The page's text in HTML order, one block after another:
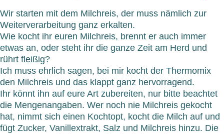
Wir starten mit dem Milchreis, der muss nämlich zur
Weiterverarbeitung ganz erkalten.
Wie kocht ihr euren Milchreis, brennt er auch immer
etwas an, oder steht ihr die ganze Zeit am Herd und
rührt fleißig?
Ich muss ehrlich sagen, bei mir kocht der Thermomix
den Milchreis und das klappt ganz hervorragend.
Ihr könnt ihn auf eure Art zubereiten, nur bitte beachtet
die Mengenangaben. Wer noch nie Milchreis gekocht
hat, nimmt sich einen Kochtopt, kocht die Milch auf und
fügt Zucker, Vanillextrakt, Salz und Milchreis hinzu. Die